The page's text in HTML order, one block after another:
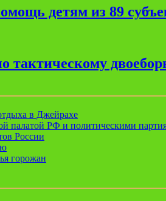
детям из 89
тактическому
в Джейрахе
палатой РФ и политическими
России
горожан